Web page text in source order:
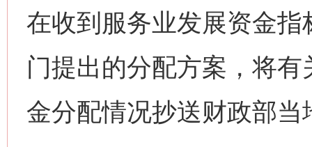
在收到服务业发展资金
门提出的分配方案，将
金分配情况抄送财政部